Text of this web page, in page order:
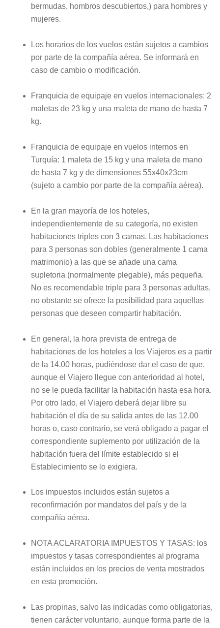
bermudas, hombros descubiertos,) para hombres y
mujeres.
Los horarios de los vuelos están sujetos a cambios
por parte de la compañía aérea. Se informará en
caso de cambio o modificación.
Franquicia de equipaje en vuelos internacionales: 2
maletas de 23 kg y una maleta de mano de hasta 7
kg.
Franquicia de equipaje en vuelos internos en
Turquía: 1 maleta de 15 kg y una maleta de mano
de hasta 7 kg y de dimensiones 55x40x23cm
(sujeto a cambio por parte de la compañía aérea).
En la gran mayoría de los hoteles,
independientemente de su categoría, no existen
habitaciones triples con 3 camas. Las habitaciones
para 3 personas son dobles (generalmente 1 cama
matrimonio) a las que se añade una cama
supletoria (normalmente plegable), más pequeña.
No es recomendable triple para 3 personas adultas,
no obstante se ofrece la posibilidad para aquellas
personas que deseen compartir habitación.
En general, la hora prevista de entrega de
habitaciones de los hoteles a los Viajeros es a partir
de la 14.00 horas, pudiéndose dar el caso de que,
aunque el Viajero llegue con anterioridad al hotel,
no se le pueda facilitar la habitación hasta esa hora.
Por otro lado, el Viajero deberá dejar libre su
habitación el día de su salida antes de las 12.00
horas o, caso contrario, se verá obligado a pagar el
correspondiente suplemento por utilización de la
habitación fuera del límite establecido si el
Establecimiento se lo exigiera.
Los impuestos incluidos están sujetos a
reconfirmación por mandatos del país y de la
compañía aérea.
NOTA ACLARATORIA IMPUESTOS Y TASAS: los
impuestos y tasas correspondientes al programa
están incluidos en los precios de venta mostrados
en esta promoción.
Las propinas, salvo las indicadas como obligatorias,
tienen carácter voluntario, aunque forma parte de la